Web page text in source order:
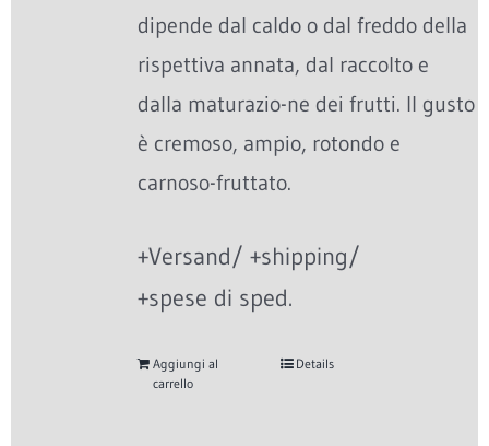
dipende dal caldo o dal freddo della
rispettiva annata, dal raccolto e
dalla maturazio-ne dei frutti. Il gusto
è cremoso, ampio, rotondo e
carnoso-fruttato.
+Versand/ +shipping/
+spese di sped.
Aggiungi al
carrello
Details